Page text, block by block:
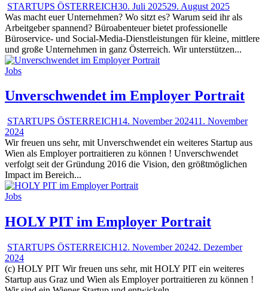
STARTUPS ÖSTERREICH30. Juli 202529. August 2025
Was macht euer Unternehmen? Wo sitzt es? Warum seid ihr als
Arbeitgeber spannend? Büroabenteuer bietet professionelle
Büroservice- und Social-Media-Dienstleistungen für kleine, mittlere
und große Unternehmen in ganz Österreich. Wir unterstützen...
Jobs
Unverschwendet im Employer Portrait
STARTUPS ÖSTERREICH14. November 202411. November
2024
Wir freuen uns sehr, mit Unverschwendet ein weiteres Startup aus
Wien als Employer portraitieren zu können ! Unverschwendet
verfolgt seit der Gründung 2016 die Vision, den größtmöglichen
Impact im Bereich...
Jobs
HOLY PIT im Employer Portrait
STARTUPS ÖSTERREICH12. November 20242. Dezember
2024
(c) HOLY PIT Wir freuen uns sehr, mit HOLY PIT ein weiteres
Startup aus Graz und Wien als Employer portraitieren zu können !